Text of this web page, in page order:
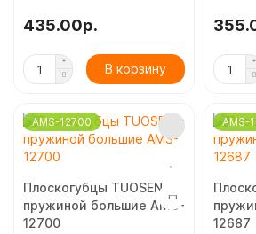
435.00р.
В корзину
AMS-12700
Плоскогубцы TUOSEN с
пружиной большие AMS-
12700
AMS-
12687